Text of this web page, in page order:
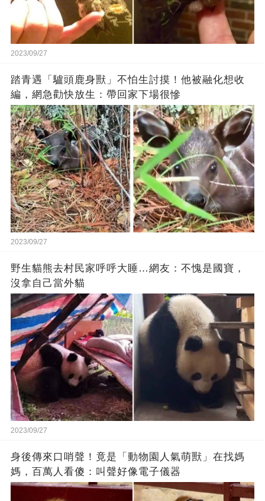
2023/09/27
踏青遇「驢頭鹿身獸」不怕生討摸！他被融化想收
編，網急勸快放生：帶回家下場很慘
2023/09/27
野生貓熊去村民家呼呼大睡…網友：不愧是國寶，
沒拿自己當外貓
2023/09/27
身後傳來口哨聲！竟是「動物園人氣萌獸」在找媽
媽，百萬人看傻：叫聲好像電子儀器